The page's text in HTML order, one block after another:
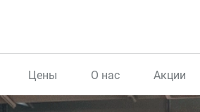
Цены О нас Акции